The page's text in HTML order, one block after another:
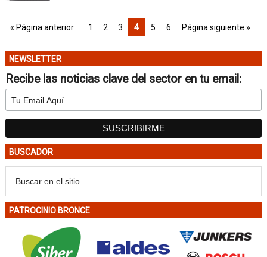
« Página anterior 1 2 3 4 5 6 Página siguiente »
NEWSLETTER
Recibe las noticias clave del sector en tu email:
BUSCADOR
PATROCINIO BRONCE